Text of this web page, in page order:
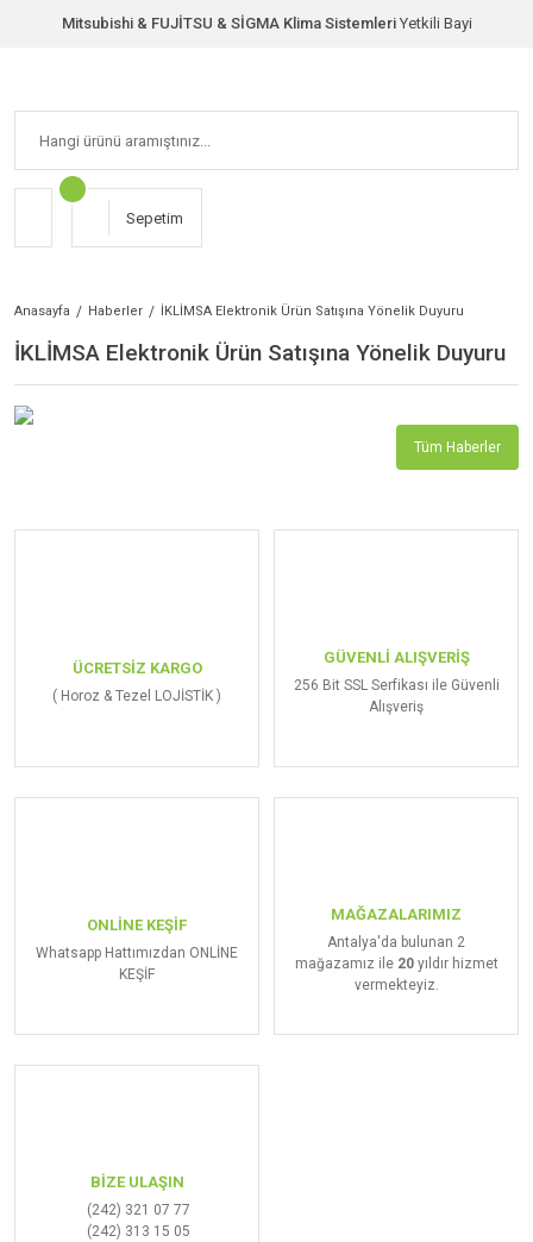
Mitsubishi & FUJİTSU & SİGMA Klima Sistemleri Yetkili Bayi
Sepetim
Anasayfa Haberler İKLİMSA Elektronik Ürün Satışına Yönelik Duyuru
İKLİMSA Elektronik Ürün Satışına Yönelik Duyuru
Tüm Haberler
ÜCRETSİZ KARGO
( Horoz & Tezel LOJİSTİK )
GÜVENLİ ALIŞVERİŞ
256 Bit SSL Serfikası ile Güvenli
Alışveriş
ONLİNE KEŞİF
Whatsapp Hattımızdan ONLİNE
KEŞİF
MAĞAZALARIMIZ
Antalya'da bulunan 2
mağazamız ile 20yıldır hizmet
vermekteyiz.
BİZE ULAŞIN
(242) 321 07 77
(242) 313 15 05